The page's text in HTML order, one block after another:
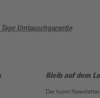
Umtauschgarantie
Bleib auf dem
Der toom